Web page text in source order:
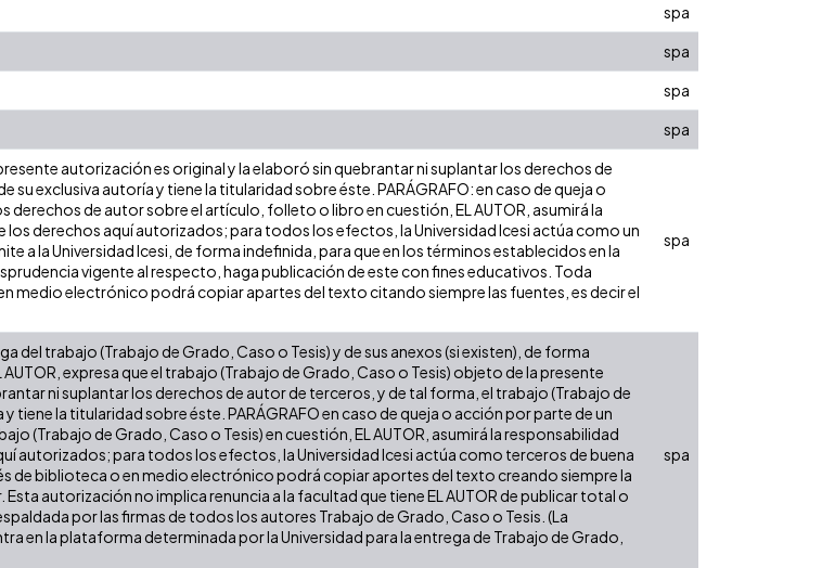
spa
spa
spa
spa
autorización es original y la elaboró sin quebrantar ni suplantar los derechos de
su exclusiva autoría y tiene la titularidad sobre éste. PARÁGRAFO: en caso de queja o
derechos de autor sobre el artículo, folleto o libro en cuestión, EL AUTOR, asumirá la
derechos aquí autorizados; para todos los efectos, la Universidad Icesi actúa como un
a la Universidad Icesi, de forma indefinida, para que en los términos establecidos en la
vigente al respecto, haga publicación de este con fines educativos. Toda
medio electrónico podrá copiar apartes del texto citando siempre las fuentes, es decir el
spa
del trabajo (Trabajo de Grado, Caso o Tesis) y de sus anexos (si existen), de forma
expresa que el trabajo (Trabajo de Grado, Caso o Tesis) objeto de la presente
ni suplantar los derechos de autor de terceros, y de tal forma, el trabajo (Trabajo de
tiene la titularidad sobre éste. PARÁGRAFO en caso de queja o acción por parte de un
(Trabajo de Grado, Caso o Tesis) en cuestión, EL AUTOR, asumirá la responsabilidad
autorizados; para todos los efectos, la Universidad Icesi actúa como terceros de buena
de biblioteca o en medio electrónico podrá copiar aportes del texto creando siempre la
autorización no implica renuncia a la facultad que tiene EL AUTOR de publicar total o
por las firmas de todos los autores Trabajo de Grado, Caso o Tesis. (La
en la plataforma determinada por la Universidad para la entrega de Trabajo de Grado,
spa